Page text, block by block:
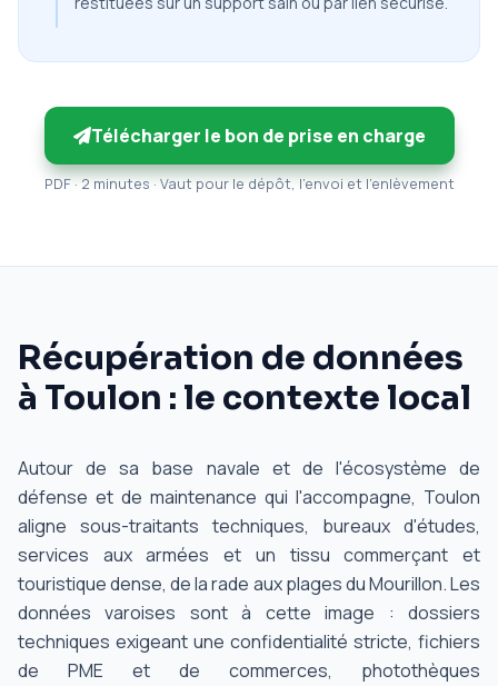
Télécharger le bon de prise en charge
PDF · 2 minutes · Vaut pour le dépôt, l'envoi et l'enlèvement
Récupération de données
à Toulon : le contexte local
Autour de sa base navale et de l'écosystème de
défense et de maintenance qui l'accompagne, Toulon
aligne sous-traitants techniques, bureaux d'études,
services aux armées et un tissu commerçant et
touristique dense, de la rade aux plages du Mourillon. Les
données varoises sont à cette image : dossiers
techniques exigeant une confidentialité stricte, fichiers
de PME et de commerces, photothèques